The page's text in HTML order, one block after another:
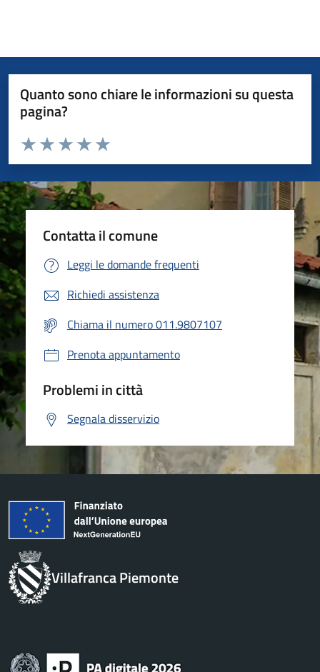
Quanto sono chiare le informazioni su questa
pagina?
Valuta da 1 a 5 stelle la pagina
Valuta 5 stelle su 5
Valuta 4 stelle su 5
Valuta 3 stelle su 5
Valuta 2 stelle su 5
Valuta 1 stelle su 5
Contatta il comune
Leggi le domande frequenti
Richiedi assistenza
Chiama il numero 011.9807107
Prenota appuntamento
Problemi in città
Segnala disservizio
Villafranca Piemonte